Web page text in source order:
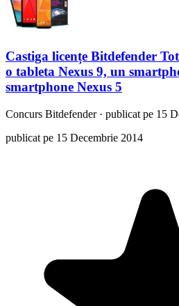
Castiga licențe Bitdefender
o tableta Nexus 9, un
smartphone Nexus 5
Concurs Bitdefender· publicat pe 15
publicat pe 15 Decembrie 2014